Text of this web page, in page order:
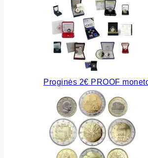
Proginės 2€ PROOF